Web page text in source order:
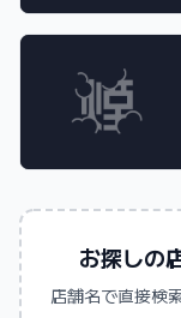
お探しの
店舗名で直接検